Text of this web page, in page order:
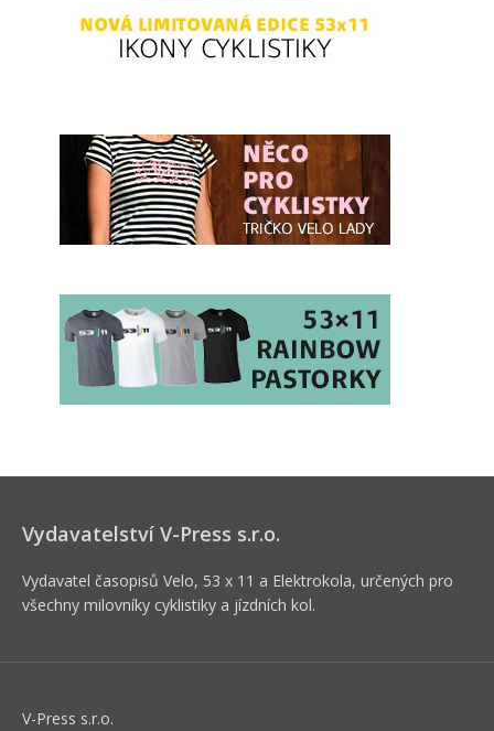
Vydavatelství V-Press s.r.o.
Vydavatel časopisů Velo, 53 x 11 a Elektrokola, určených pro
všechny milovníky cyklistiky a jízdních kol.
V-Press s.r.o.